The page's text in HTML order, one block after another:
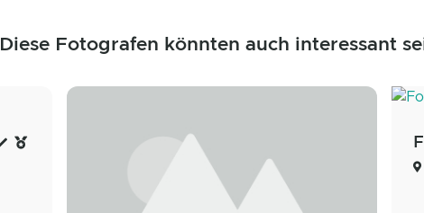
Diese Fotografen könnten auch interessant